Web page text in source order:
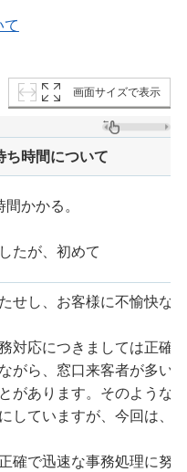
て
画面サイズで表示
ち時間について
かかる。
たが、初めて
せし、お客様に不愉快な
対応につきましては正確
がら、窓口来客者が多い
があります。そのような
していますが、今回は、
確で迅速な事務処理に努